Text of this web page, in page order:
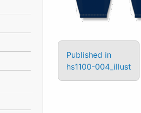
Published in
hs1100-004_illust